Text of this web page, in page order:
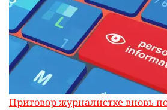
Приговор журналистке вновь